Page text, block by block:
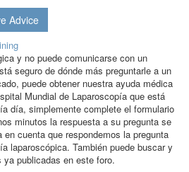
Advice
y no puede comunicarse con un
seguro de dónde más preguntarle a un
puede obtener nuestra ayuda médica
Mundial de Laparoscopía que está
día, simplemente complete el formulario
minutos la respuesta a su pregunta se
cuenta que respondemos la pregunta
laparoscópica. También puede buscar y
publicadas en este foro.